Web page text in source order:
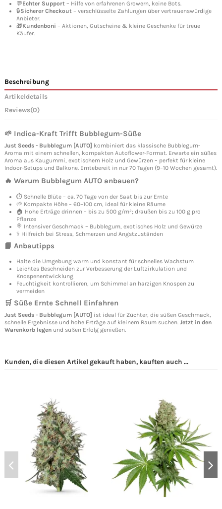
💬Echter Support – Hilfe von erfahrenen Growern, keine Bots.
🔒Sicherer Checkout – verschlüsselte Zahlungen über vertrauenswürdige
Anbieter.
🎁Kundenboni – Aktionen, Gutscheine & kleine Geschenke für treue
Käufer.
Beschreibung
Artikeldetails
Reviews(0)
🌱 Indica-Kraft Trifft Bubblegum-Süße
Just Seeds - Bubblegum [AUTO] kombiniert das klassische Bubblegum-
Aroma mit einem schnellen, kompakten Autoflower-Format. Erwarte ein süßes
Aroma aus Kaugummi, exotischem Holz und Gewürzen – perfekt für kleine
Indoor-Setups und Balkone. Erntebereit in nur 70 Tagen (9–10 Wochen gesamt).
🔥 Warum Bubblegum AUTO anbauen?
⏱ Schnelle Blüte – ca. 70 Tage von der Saat bis zur Ernte
🌱 Kompakte Höhe – 60–100 cm, ideal für kleine Räume
🏠 Hohe Erträge drinnen – bis zu 500 g/m²; draußen bis zu 100 g pro
Pflanze
🍭 Intensiver Geschmack – Bubblegum, exotisches Holz und Gewürze
⚕ Hilfreich bei Stress, Schmerzen und Angstzuständen
📘 Anbautipps
Halte die Umgebung warm und konstant für schnelles Wachstum
Leichtes Beschneiden zur Verbesserung der Luftzirkulation und
Knospenentwicklung
Feuchtigkeit kontrollieren, um Schimmel an harzigen Knospen zu
vermeiden
🛒 Süße Ernte Schnell Einfahren
Just Seeds - Bubblegum [AUTO] ist ideal für Züchter, die süßen Geschmack,
schnelle Ergebnisse und hohe Erträge auf kleinem Raum suchen. Jetzt in den
Warenkorb legen und süßen Erfolg genießen.
Kunden, die diesen Artikel gekauft haben, kauften auch ...